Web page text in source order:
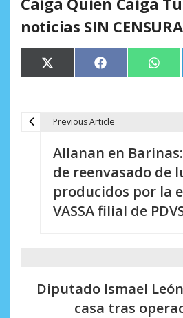
noticias SIN CENSURA
Compartir
en
X
(Twitter)
Compartir
en
Facebook
en
Previous Article
Allanan en
de reenvasado de
producidos por la
VASSA filial de
Diputado Ismael
casa tras